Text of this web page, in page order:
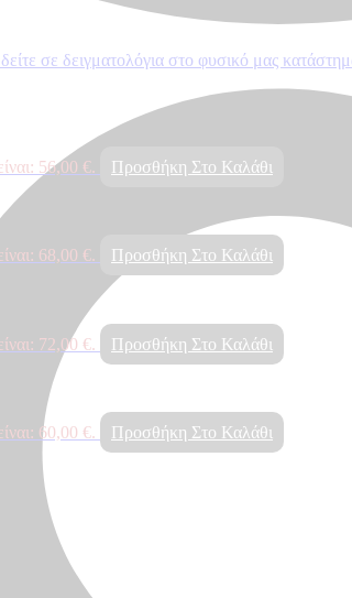
σε δειγματολόγια στο φυσικό μας
56,00 €. Προσθήκη Στο Καλάθι
68,00 €. Προσθήκη Στο Καλάθι
72,00 €. Προσθήκη Στο Καλάθι
60,00 €. Προσθήκη Στο Καλάθι